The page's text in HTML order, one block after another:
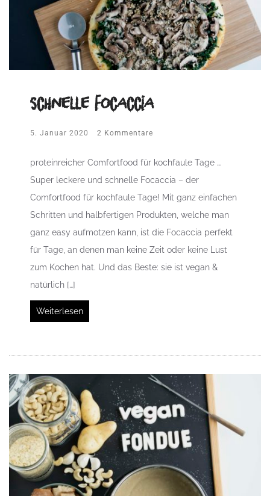
schnelle Focaccia
5. Januar 2020 2 Kommentare
proteinreicher Comfortfood für kochfaule Tage …
Super leckere und schnelle Focaccia – der
Comfortfood für kochfaule Tage! Mit ganz einfachen
Schritten und halbfertigen Produkten, welche man
ganz easy aufmotzen kann, ist die Focaccia perfekt
für Tage, an denen man keine Zeit oder keine Lust
zum Kochen hat. Und das Beste: sie ist vegan &
natürlich […]
Weiterlesen